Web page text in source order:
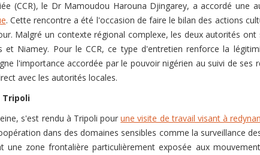
(CCR), le Dr Mamoudou Harouna Djingarey, a accordé une
. Cette rencontre a été l'occasion de faire le bilan des actions
Malgré un contexte régional complexe, les deux autorités
Niamey. Pour le CCR, ce type d'entretien renforce la
l'importance accordée par le pouvoir nigérien au suivi de
avec les autorités locales.
Tripoli
s'est rendu à Tripoli pourune visite de travail visant à
dans des domaines sensibles comme la surveillance
une zone frontalière particulièrement exposée aux